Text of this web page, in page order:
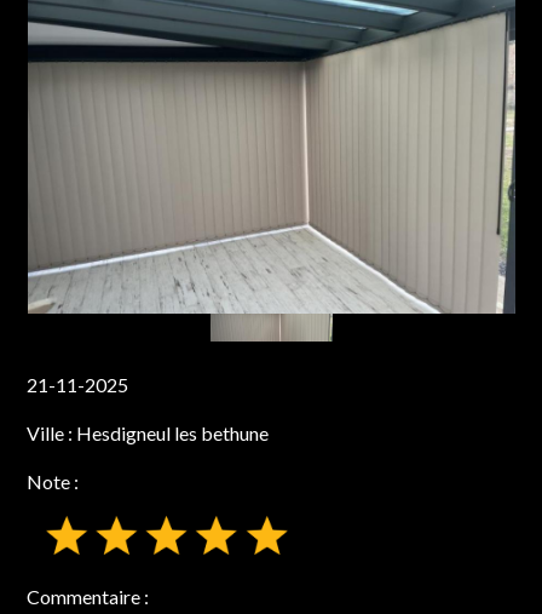
21-11-2025
Ville : Hesdigneul les bethune
Note :
Commentaire :